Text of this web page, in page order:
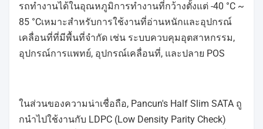
รถทํางานได้ในอุณหภูมิการทํางานที่กว้างตั้งแต่ -40 °C ~
85 °Cเหมาะสําหรับการใช้งานที่อ่านหนักและอุปกรณ์
เคลื่อนที่ที่มีพื้นที่จํากัด เช่น ระบบควบคุมอุตสาหกรรม,
อุปกรณ์การแพทย์, อุปกรณ์เคลื่อนที่, และปลาย POS
ในส่วนของความน่าเชื่อถือ, Pancun's Half Slim SATA ถู
กนําไปใช้งานกับ LDPC (Low Density Parity Check)